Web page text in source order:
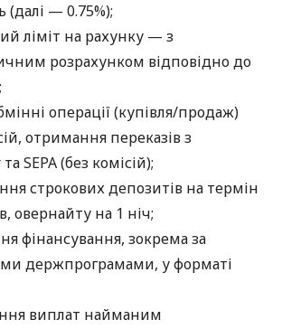
(далі — 0.75%);
ліміт на рахунку — з
розрахунком відповідно до
операції (купівля/продаж)
отримання переказів з
SEPA (без комісій);
строкових депозитів на термін
овернайту на 1 ніч;
фінансування, зокрема за
держпрограмами, у форматі
виплат найманим